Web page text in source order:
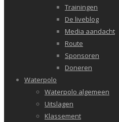
Trainingen
De liveblog
Media aandacht
Route
Sponsoren
Doneren
Waterpolo
Waterpolo algemeen
Uitslagen
Klassement